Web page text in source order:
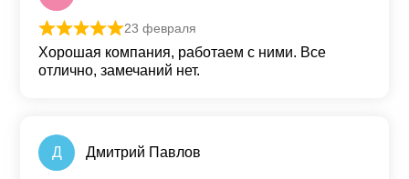
Оценка из 5
23 февраля
Хорошая компания, работаем с ними. Все
отлично, замечаний нет.
Д Дмитрий Павлов